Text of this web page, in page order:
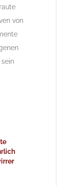
von